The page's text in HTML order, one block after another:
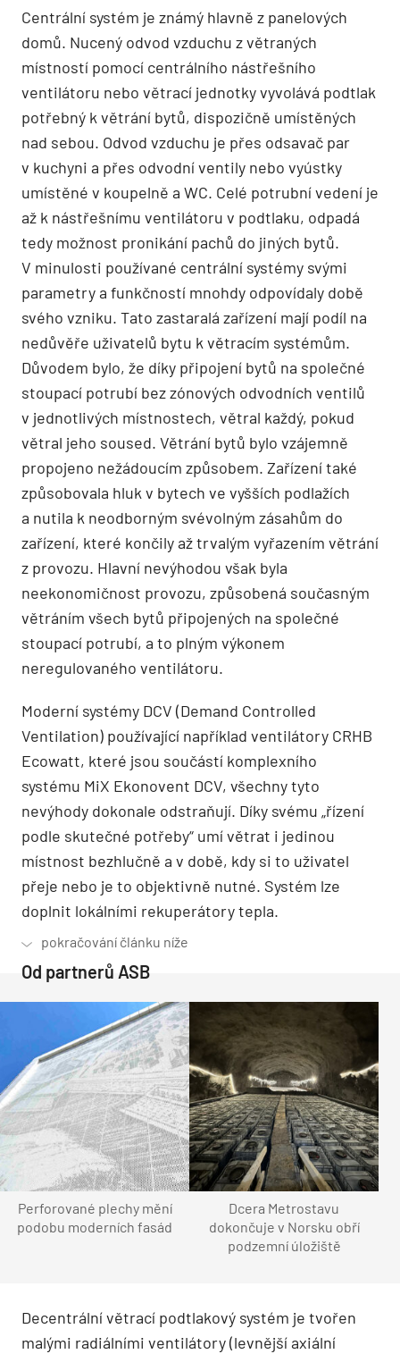
Centrální systém je známý hlavně z panelových
domů. Nucený odvod vzduchu z větraných
místností pomocí centrálního nástřešního
ventilátoru nebo větrací jednotky vyvolává podtlak
potřebný k větrání bytů, dispozičně umístěných
nad sebou. Odvod vzduchu je přes odsavač par
v kuchyni a přes odvodní ventily nebo vyústky
umístěné v koupelně a WC. Celé potrubní vedení je
až k nástřešnímu ventilátoru v podtlaku, odpadá
tedy možnost pronikání pachů do jiných bytů.
V minulosti používané centrální systémy svými
parametry a funkčností mnohdy odpovídaly době
svého vzniku. Tato zastaralá zařízení mají podíl na
nedůvěře uživatelů bytu k větracím systémům.
Důvodem bylo, že díky připojení bytů na společné
stoupací potrubí bez zónových odvodních ventilů
v jednotlivých místnostech, větral každý, pokud
větral jeho soused. Větrání bytů bylo vzájemně
propojeno nežádoucím způsobem. Zařízení také
způsobovala hluk v bytech ve vyšších podlažích
a nutila k neodborným svévolným zásahům do
zařízení, které končily až trvalým vyřazením větrání
z provozu. Hlavní nevýhodou však byla
neekonomičnost provozu, způsobená současným
větráním všech bytů připojených na společné
stoupací potrubí, a to ­plným výkonem
neregulovaného ventilátoru.
Moderní systémy DCV (Demand Controlled
Ventilation) používající například ventilátory CRHB
Ecowatt, které jsou součástí komplexního
systému MiX Ekonovent DCV, všechny tyto
nevýhody dokonale odstraňují. Díky svému „řízení
podle skutečné potřeby“ umí větrat i jedinou
místnost bezhlučně a v době, kdy si to uživatel
přeje nebo je to objektivně nutné. Systém lze
doplnit lokálními rekuperátory tepla.
Od partnerů ASB
Perforované plechy mění
podobu moderních fasád
Dcera Metrostavu
dokončuje v Norsku obří
podzemní úložiště
Decentrální větrací podtlakový systém je tvořen
malými radiálními ventilátory (levnější axiální